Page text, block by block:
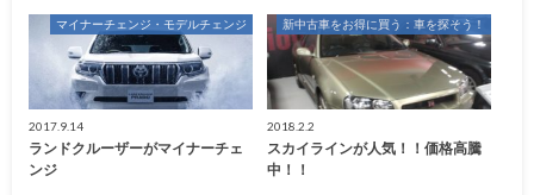
マイナーチェンジ・モデルチェンジ
2017.9.14
ランドクルーザーがマイナーチェ
ンジ
新中古車をお得に買う：車を探そう！
2018.2.2
スカイラインが人気！！価格高騰
中！！